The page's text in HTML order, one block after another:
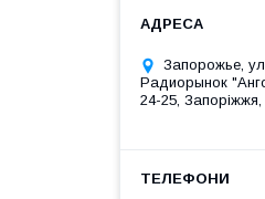
Запорожье,
Радиорынок
24-25, Запоріжжя,